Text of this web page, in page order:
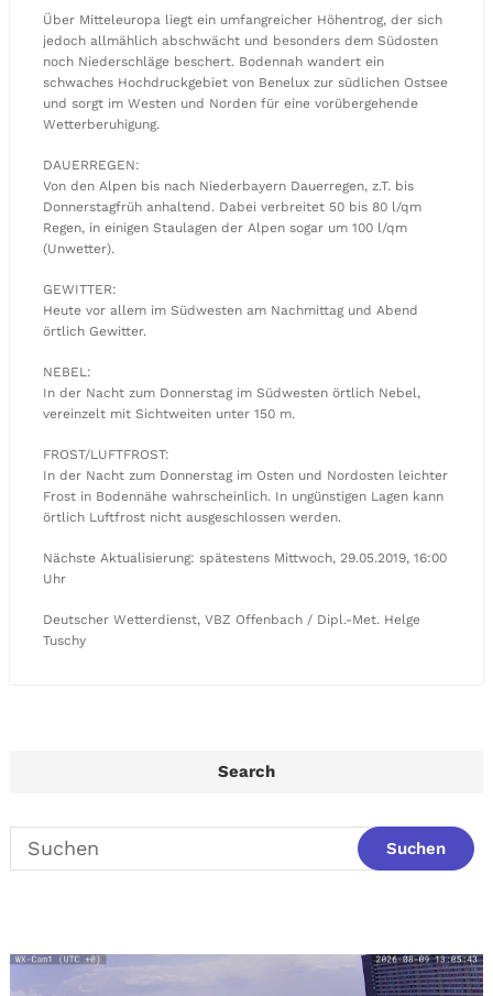
Über Mitteleuropa liegt ein umfangreicher Höhentrog, der sich
jedoch allmählich abschwächt und besonders dem Südosten
noch Niederschläge beschert. Bodennah wandert ein
schwaches Hochdruckgebiet von Benelux zur südlichen Ostsee
und sorgt im Westen und Norden für eine vorübergehende
Wetterberuhigung.
DAUERREGEN:
Von den Alpen bis nach Niederbayern Dauerregen, z.T. bis
Donnerstagfrüh anhaltend. Dabei verbreitet 50 bis 80 l/qm
Regen, in einigen Staulagen der Alpen sogar um 100 l/qm
(Unwetter).
GEWITTER:
Heute vor allem im Südwesten am Nachmittag und Abend
örtlich Gewitter.
NEBEL:
In der Nacht zum Donnerstag im Südwesten örtlich Nebel,
vereinzelt mit Sichtweiten unter 150 m.
FROST/LUFTFROST:
In der Nacht zum Donnerstag im Osten und Nordosten leichter
Frost in Bodennähe wahrscheinlich. In ungünstigen Lagen kann
örtlich Luftfrost nicht ausgeschlossen werden.
Nächste Aktualisierung: spätestens Mittwoch, 29.05.2019, 16:00
Uhr
Deutscher Wetterdienst, VBZ Offenbach / Dipl.-Met. Helge
Tuschy
Search